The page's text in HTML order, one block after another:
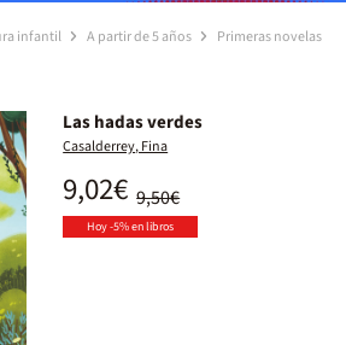
infantil A partir de 5 años Primeras novelas
Las hadas verdes
Casalderrey, Fina
9,50€
9,02€
Hoy -5% en libros